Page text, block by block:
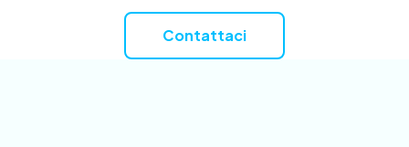
Contattaci